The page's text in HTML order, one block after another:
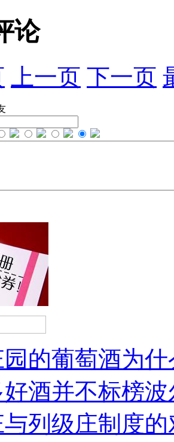
论
上一页 下一页
园的葡萄酒为
酒并不标榜
列级庄制度